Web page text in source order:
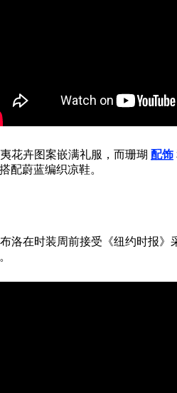
花卉图案嵌满礼服，而珊瑚 配饰
配蔚蓝编织凉鞋。
洛在时装周前接受《纽约时报